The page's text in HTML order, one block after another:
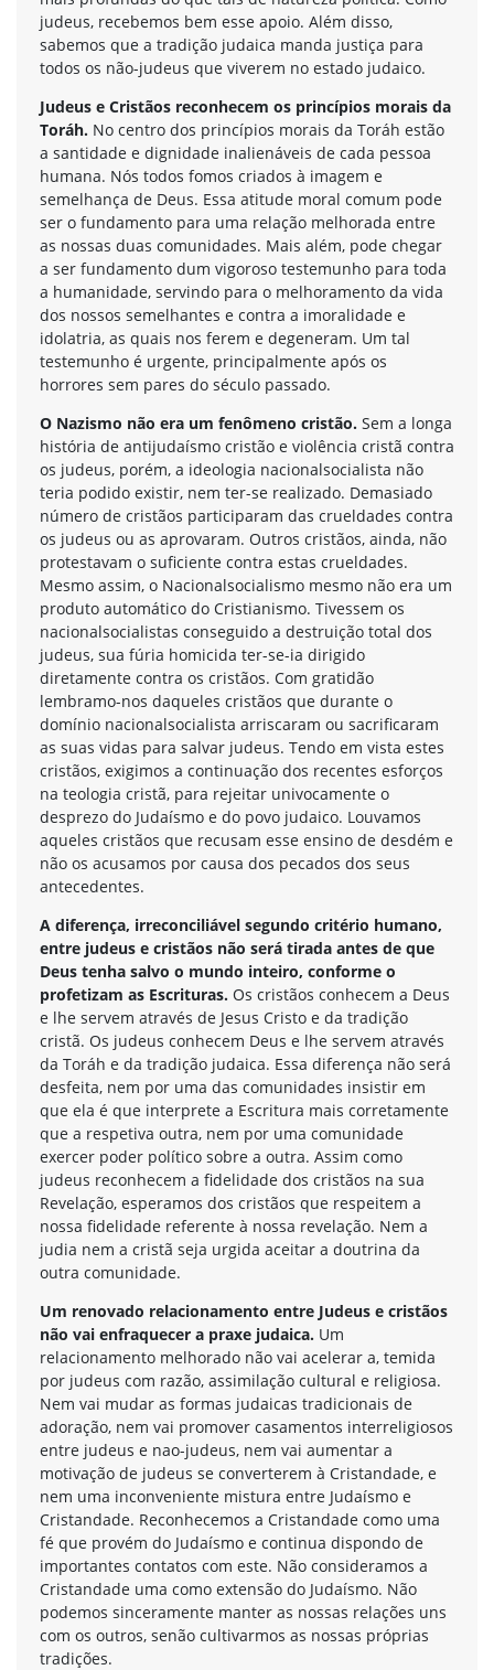
judeus, recebemos bem esse apoio. Além disso,
sabemos que a tradição judaica manda justiça para
todos os não-judeus que viverem no estado judaico.
Judeus e Cristãos reconhecem os princípios morais da
Toráh. No centro dos princípios morais da Toráh estão
a santidade e dignidade inalienáveis de cada pessoa
humana. Nós todos fomos criados à imagem e
semelhança de Deus. Essa atitude moral comum pode
ser o fundamento para uma relação melhorada entre
as nossas duas comunidades. Mais além, pode chegar
a ser fundamento dum vigoroso testemunho para toda
a humanidade, servindo para o melhoramento da vida
dos nossos semelhantes e contra a imoralidade e
idolatria, as quais nos ferem e degeneram. Um tal
testemunho é urgente, principalmente após os
horrores sem pares do século passado.
O Nazismo não era um fenômeno cristão. Sem a longa
história de antijudaísmo cristão e violência cristã contra
os judeus, porém, a ideologia nacionalsocialista não
teria podido existir, nem ter-se realizado. Demasiado
número de cristãos participaram das crueldades contra
os judeus ou as aprovaram. Outros cristãos, ainda, não
protestavam o suficiente contra estas crueldades.
Mesmo assim, o Nacionalsocialismo mesmo não era um
produto automático do Cristianismo. Tivessem os
nacionalsocialistas conseguido a destruição total dos
judeus, sua fúria homicida ter-se-ia dirigido
diretamente contra os cristãos. Com gratidão
lembramo-nos daqueles cristãos que durante o
domínio nacionalsocialista arriscaram ou sacrificaram
as suas vidas para salvar judeus. Tendo em vista estes
cristãos, exigimos a continuação dos recentes esforços
na teologia cristã, para rejeitar univocamente o
desprezo do Judaísmo e do povo judaico. Louvamos
aqueles cristãos que recusam esse ensino de desdém e
não os acusamos por causa dos pecados dos seus
antecedentes.
A diferença, irreconciliável segundo critério humano,
entre judeus e cristãos não será tirada antes de que
Deus tenha salvo o mundo inteiro, conforme o
profetizam as Escrituras. Os cristãos conhecem a Deus
e lhe servem através de Jesus Cristo e da tradição
cristã. Os judeus conhecem Deus e lhe servem através
da Toráh e da tradição judaica. Essa diferença não será
desfeita, nem por uma das comunidades insistir em
que ela é que interprete a Escritura mais corretamente
que a respetiva outra, nem por uma comunidade
exercer poder político sobre a outra. Assim como
judeus reconhecem a fidelidade dos cristãos na sua
Revelação, esperamos dos cristãos que respeitem a
nossa fidelidade referente à nossa revelação. Nem a
judia nem a cristã seja urgida aceitar a doutrina da
outra comunidade.
Um renovado relacionamento entre Judeus e cristãos
não vai enfraquecer a praxe judaica. Um
relacionamento melhorado não vai acelerar a, temida
por judeus com razão, assimilação cultural e religiosa.
Nem vai mudar as formas judaicas tradicionais de
adoração, nem vai promover casamentos interreligiosos
entre judeus e nao-judeus, nem vai aumentar a
motivação de judeus se converterem à Cristandade, e
nem uma inconveniente mistura entre Judaísmo e
Cristandade. Reconhecemos a Cristandade como uma
fé que provém do Judaísmo e continua dispondo de
importantes contatos com este. Não consideramos a
Cristandade uma como extensão do Judaísmo. Não
podemos sinceramente manter as nossas relações uns
com os outros, senão cultivarmos as nossas próprias
tradições.